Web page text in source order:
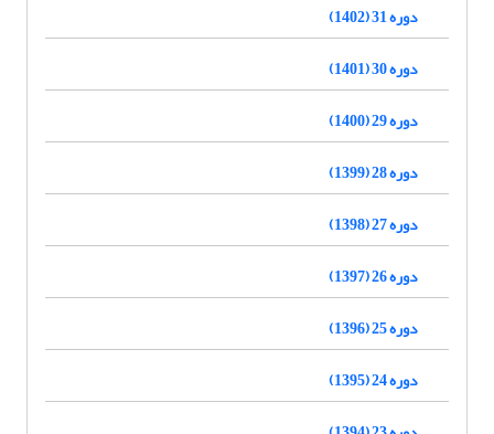
دوره 31 (1402)
دوره 30 (1401)
دوره 29 (1400)
دوره 28 (1399)
دوره 27 (1398)
دوره 26 (1397)
دوره 25 (1396)
دوره 24 (1395)